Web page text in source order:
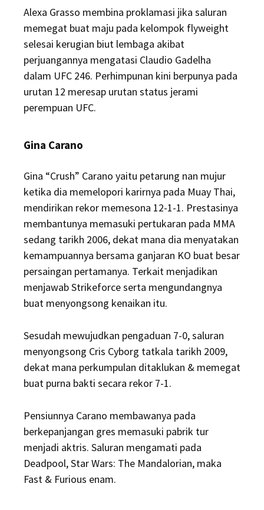
Alexa Grasso membina proklamasi jika saluran
memegat buat maju pada kelompok flyweight
selesai kerugian biut lembaga akibat
perjuangannya mengatasi Claudio Gadelha
dalam UFC 246. Perhimpunan kini berpunya pada
urutan 12 meresap urutan status jerami
perempuan UFC.
Gina Carano
Gina “Crush” Carano yaitu petarung nan mujur
ketika dia memelopori karirnya pada Muay Thai,
mendirikan rekor memesona 12-1-1. Prestasinya
membantunya memasuki pertukaran pada MMA
sedang tarikh 2006, dekat mana dia menyatakan
kemampuannya bersama ganjaran KO buat besar
persaingan pertamanya. Terkait menjadikan
menjawab Strikeforce serta mengundangnya
buat menyongsong kenaikan itu.
Sesudah mewujudkan pengaduan 7-0, saluran
menyongsong Cris Cyborg tatkala tarikh 2009,
dekat mana perkumpulan ditaklukan & memegat
buat purna bakti secara rekor 7-1.
Pensiunnya Carano membawanya pada
berkepanjangan gres memasuki pabrik tur
menjadi aktris. Saluran mengamati pada
Deadpool, Star Wars: The Mandalorian, maka
Fast & Furious enam.